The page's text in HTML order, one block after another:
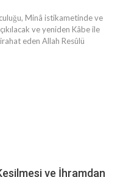
Minâ istikametinde ve
ve yeniden Kâbe ile
eden Allah Resûlü
ve İhramdan